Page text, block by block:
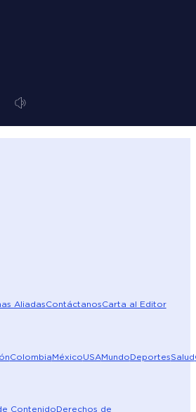
AliadasContáctanosCarta al Editor
ColombiaMéxicoUSAMundoDeportesSalud
ContenidoDerechos de